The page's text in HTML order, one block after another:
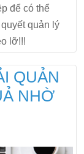
để có thể
quản lý
lỡ!!!
QUẢN
NHỜ